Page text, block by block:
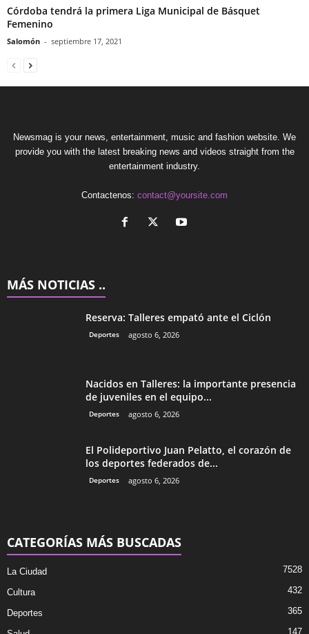
Córdoba tendrá la primera Liga Municipal de Básquet
Femenino
Salomón - septiembre 17, 2021
Newsmag is your news, entertainment, music and fashion website. We
provide you with the latest breaking news and videos straight from the
entertainment industry.
Contactenos: contact@yoursite.com
MÁS NOTICIAS ..
Reserva: Talleres empató ante el Ciclón
Deportes agosto 6, 2026
Nacidos en Talleres: la importante presencia
de juveniles en el equipo...
Deportes agosto 6, 2026
El Polideportivo Juan Pelatto, el corazón de
los deportes federados de...
Deportes agosto 6, 2026
CATEGORÍAS MÁS BUSCADAS
La Ciudad 7528
Cultura 432
Deportes 365
147